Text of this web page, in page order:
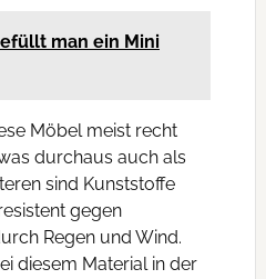
man ein Mini
Möbel meist recht
durchaus auch als
sind Kunststoffe
gegen
Regen und Wind.
diesem Material in der